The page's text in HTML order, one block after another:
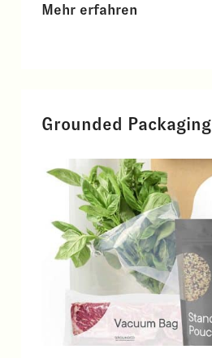
Mehr erfahren
Grounded Packaging